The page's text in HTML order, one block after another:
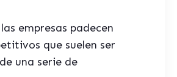
empresas padecen
que suelen ser
una serie de